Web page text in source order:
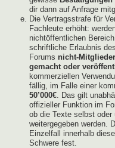
dir dann auf Anfrage
Die Vertragsstrafe für
Fachleute erhöht:
nichtöffentlichen
schriftliche Erlaubnis
Forums nicht-
gemacht oder
kommerziellen
fällig, im Falle einer
50’000€ . Das gilt
offizieller Funktion im
ob die Texte selbst
weitergegeben werden.
Einzelfall innerhalb
Schwere fest.